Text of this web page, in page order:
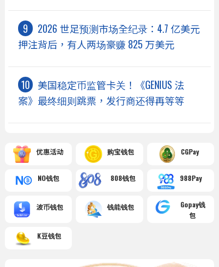
2026 世足预测市场全纪录：4.7 亿美元
押注背后，有人两场豪赚 825 万美元
美国稳定币监管卡关！《GENIUS 法
案》最终细则跳票，发行商还得再等等
优惠活动 购宝钱包 CGPay
NO钱包 808钱包 988Pay
波币钱包 钱能钱包
Gopay钱
包
K豆钱包